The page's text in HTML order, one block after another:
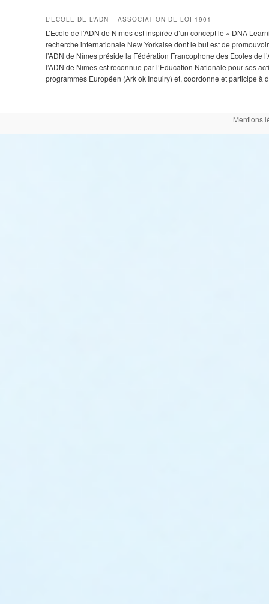
L’ECOLE DE L’ADN – ASSOCIATION DE LOI 1901
L’Ecole de l’ADN de Nîmes est inspirée d’un concept le « DNA
recherche internationale New Yorkaise dont le but est de
l’ADN de Nîmes préside la Fédération Francophone des Ecoles de
l’ADN de Nîmes est reconnue par l’Education Nationale pour ses
programmes Européen (Ark ok Inquiry) et, coordonne et participe
Mentions